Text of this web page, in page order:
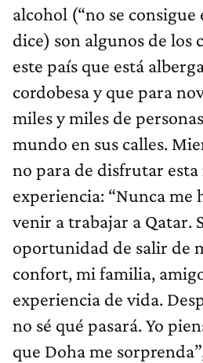
alcohol (“no se
dice) son algunos de los
este país que está
cordobesa y que para
miles y miles de
mundo en sus calles.
no para de disfrutar
experiencia: “Nunca me
venir a trabajar a Qatar.
oportunidad de salir de
confort, mi familia,
experiencia de vida.
no sé qué pasará. Yo
que Doha me